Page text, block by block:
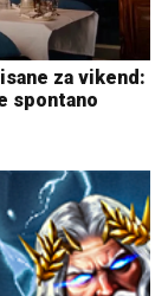
za vikend:
spontano